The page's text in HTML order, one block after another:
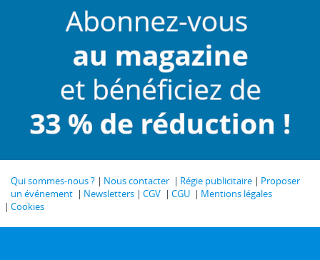
Qui sommes-nous ? Nous contacter Régie publicitaire
Proposer
un événement
Newsletters CGV CGU
Mentions légales
Cookies